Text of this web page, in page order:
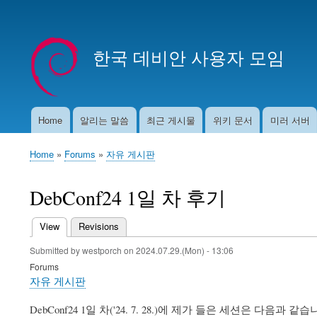
account
menu
한국 데비안 사용자 모임
MainHome 알리는 말씀 최근 게시물 위키 문서 미러 서버
Breadcrumb
Home Forums 자유 게시판
DebConf24 1일 차 후기
Primary
tabs
View (active tab)
Revisions
Submitted bywestporch on 2024.07.29.(Mon) - 13:06
Forums
자유 게시판
DebConf24 1일 차('24. 7. 28.)에 제가 들은 세션은 다음과 같습